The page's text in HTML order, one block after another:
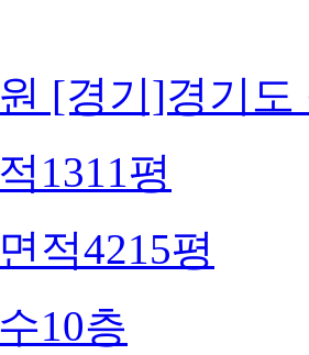
[경기]경기도
1311평
적4215평
10층